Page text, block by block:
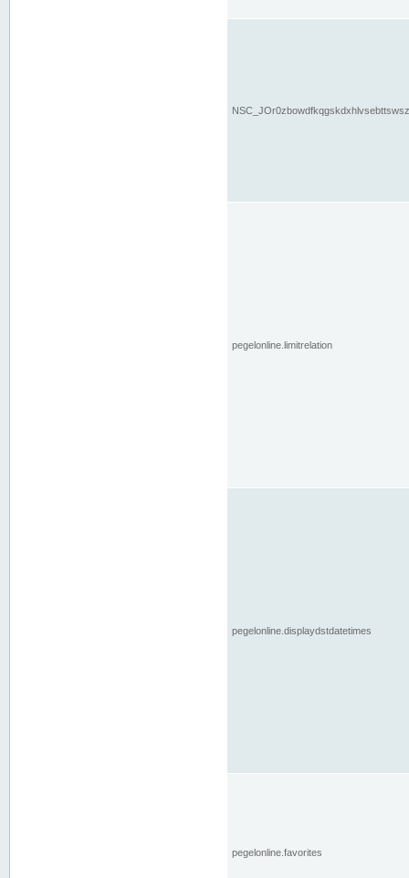
pegelonline.limitrelation
pegelonline.displaydstdatetimes
pegelonline.favorites